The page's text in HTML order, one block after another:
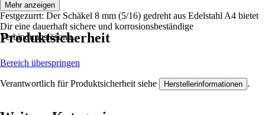
Festgezurrt: Der Schäkel 8 mm (5/16) gedreht aus Edelstahl A4 bietet
Dir eine dauerhaft sichere und korrosionsbeständige
Verbindungslösung.
Mehr anzeigen
Produktsicherheit
Bereich überspringen
Verantwortlich für Produktsicherheit siehe Herstellerinformationen .